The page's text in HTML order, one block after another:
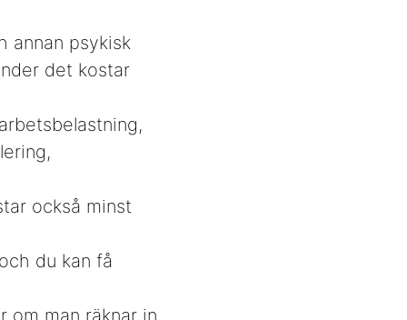
annan psykisk
det kostar
också minst
du kan få
om man räknar in